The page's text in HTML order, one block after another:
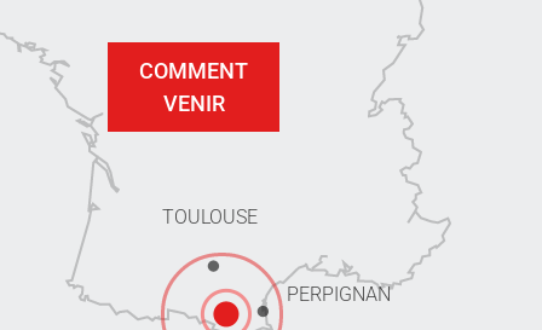
TOULOUSE
PERPIGNAN
COMMENT
VENIR